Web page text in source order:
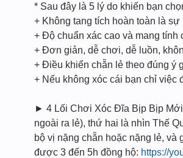
* Sau đây là 5 lý do khiến bạn
+ Không tang tích hoàn toàn là
+ Độ chuẩn xác cao và mang tính
+ Đơn giản, dễ chơi, dễ luồn,
+ Điều khiển chẵn lẻ theo đúng ý
+ Nếu không xóc cái bạn chỉ việc
► 4 Lối Chơi Xóc Đĩa Bịp Bịp
ngoài ra lẻ), thứ hai là nhìn Thế
bộ vị nặng chẵn hoặc nặng lẻ,
được 3 đến 5h đồng hộ: https://